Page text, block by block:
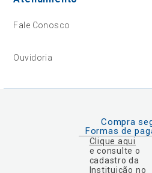
Fale Conosco
Ouvidoria
Compra
Formas de
Clique aqui
e consulte o
cadastro da
Instituição no